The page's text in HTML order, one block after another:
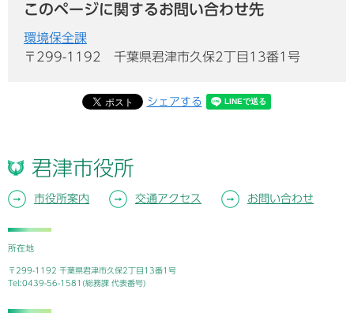
このページに関するお問い合わせ先
環境保全課
〒299-1192
千葉県君津市久保2丁目13番1号
シェアする
君津市役所
市役所案内 交通アクセス お問い合わせ
所在地
〒299-1192 千葉県君津市久保2丁目13番1号
Tel:0439-56-1581(総務課 代表番号)